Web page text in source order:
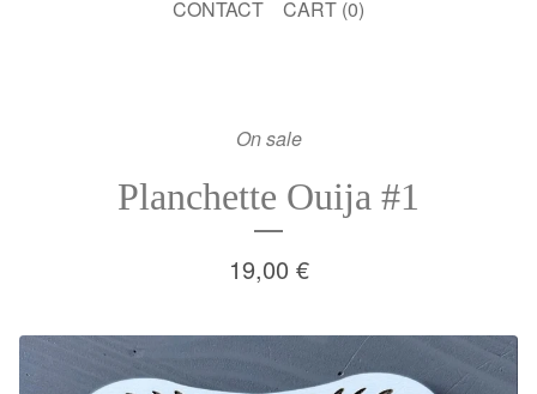
CONTACT
CART (0)
On sale
Planchette Ouija #1
19,00 €